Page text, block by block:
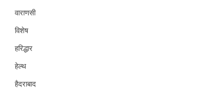
वाराणसी
विशेष
हरिद्धार
हेल्थ
हैदराबाद